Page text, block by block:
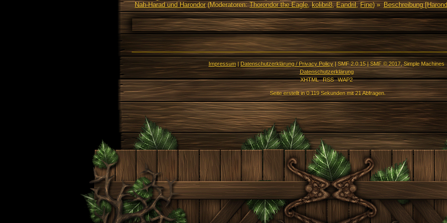
Nah-Harad und Harondor(Moderatoren:Thorondor the Eagle,kolibri8,Eandril,Fine) » Beschreibung
Impressum |Datenschutzerklärung / Privacy Policy |SMF 2.0.15|SMF © 2017,Simple Machines
Datenschutzerklärung
XHTML
RSS WAP2
Seite erstellt in 0.119 Sekunden mit 21 Abfragen.